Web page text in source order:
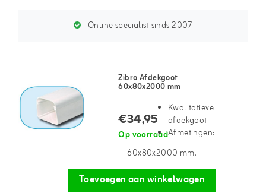
Online specialist sinds 2007
Zibro Afdekgoot
60x80x2000 mm
€34,95
Op voorraad
Kwalitatieve
afdekgoot
Afmetingen:
60x80x2000 mm.
Toevoegen aan winkelwagen